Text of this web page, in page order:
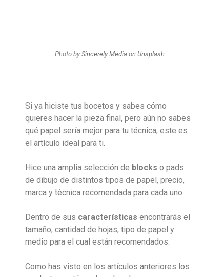
Photo by Sincerely Media on Unsplash
Si ya hiciste tus bocetos y sabes cómo
quieres hacer la pieza final, pero aún no sabes
qué papel sería mejor para tu técnica, este es
el artículo ideal para ti.
Hice una amplia selección de blocks o pads
de dibujo de distintos tipos de papel, precio,
marca y técnica recomendada para cada uno.
Dentro de sus características encontrarás el
tamaño, cantidad de hojas, tipo de papel y
medio para el cual están recomendados.
Como has visto en los artículos anteriores los